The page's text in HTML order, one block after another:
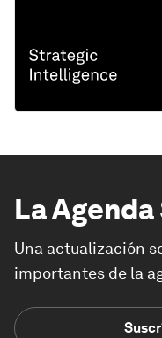
La Agenda
Una actualización
importantes de la